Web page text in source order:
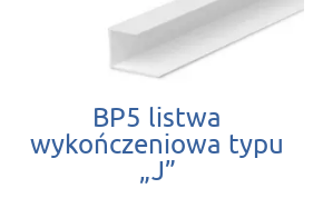
BP5 listwa
wykończeniowa typu
„J”